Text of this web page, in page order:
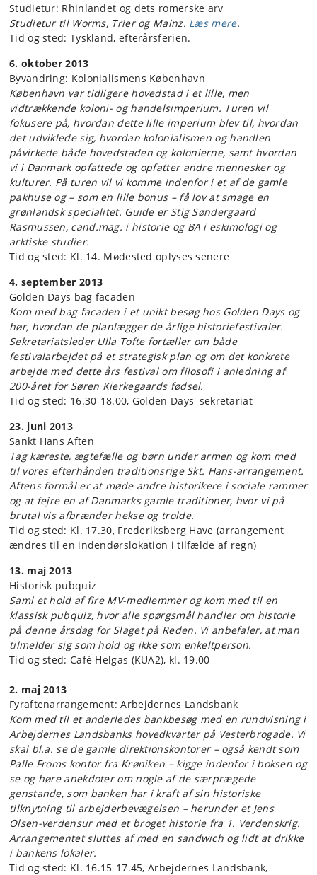
Studietur: Rhinlandet og dets romerske arv
Studietur til Worms, Trier og Mainz. Læs mere.
Tid og sted: Tyskland, efterårsferien.
6. oktober 2013
Byvandring: Kolonialismens København
København var tidligere hovedstad i et lille, men
vidtrækkende koloni- og handelsimperium. Turen vil
fokusere på, hvordan dette lille imperium blev til, hvordan
det udviklede sig, hvordan kolonialismen og handlen
påvirkede både hovedstaden og kolonierne, samt hvordan
vi i Danmark opfattede og opfatter andre mennesker og
kulturer. På turen vil vi komme indenfor i et af de gamle
pakhuse og – som en lille bonus – få lov at smage en
grønlandsk specialitet. Guide er Stig Søndergaard
Rasmussen, cand.mag. i historie og BA i eskimologi og
arktiske studier.
Tid og sted: Kl. 14. Mødested oplyses senere
4. september 2013
Golden Days bag facaden
Kom med bag facaden i et unikt besøg hos Golden Days og
hør, hvordan de planlægger de årlige historiefestivaler.
Sekretariatsleder Ulla Tofte fortæller om både
festivalarbejdet på et strategisk plan og om det konkrete
arbejde med dette års festival om filosofi i anledning af
200-året for Søren Kierkegaards fødsel.
Tid og sted: 16.30-18.00, Golden Days' sekretariat
23. juni 2013
Sankt Hans Aften
Tag kæreste, ægtefælle og børn under armen og kom med
til vores efterhånden traditionsrige Skt. Hans-arrangement.
Aftens formål er at møde andre historikere i sociale rammer
og at fejre en af Danmarks gamle traditioner, hvor vi på
brutal vis afbrænder hekse og trolde.
Tid og sted: Kl. 17.30, Frederiksberg Have (arrangement
ændres til en indendørslokation i tilfælde af regn)
13. maj 2013
Historisk pubquiz
Saml et hold af fire MV-medlemmer og kom med til en
klassisk pubquiz, hvor alle spørgsmål handler om historie
på denne årsdag for Slaget på Reden. Vi anbefaler, at man
tilmelder sig som hold og ikke som enkeltperson.
Tid og sted: Café Helgas (KUA2), kl. 19.00
2. maj 2013
Fyraftenarrangement: Arbejdernes Landsbank
Kom med til et anderledes bankbesøg med en rundvisning i
Arbejdernes Landsbanks hovedkvarter på Vesterbrogade. Vi
skal bl.a. se de gamle direktionskontorer – også kendt som
Palle Froms kontor fra Krøniken – kigge indenfor i boksen og
se og høre anekdoter om nogle af de særprægede
genstande, som banken har i kraft af sin historiske
tilknytning til arbejderbevægelsen – herunder et Jens
Olsen-verdensur med et broget historie fra 1. Verdenskrig.
Arrangementet sluttes af med en sandwich og lidt at drikke
i bankens lokaler.
Tid og sted: Kl. 16.15-17.45, Arbejdernes Landsbank,